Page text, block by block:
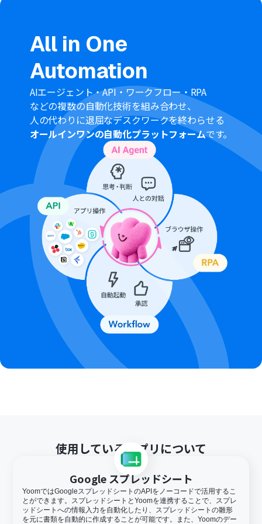
プランによって最短の起動間隔が異なりますので、ご注意
ください。
Google スプレッドシートをアプリトリガーとして使用す
る際の注意事項は「【アプリトリガー】Google スプレッ
ドシートのトリガーにおける注意事項
」を参照してくだ
さい。
All in One
Automation
AIエージェント・API・ワークフロー・RPA
などの複数の自動化技術を組み合わせ、
人の代わりに退屈なデスクワークを終わらせる
オールインワンの自動化プラットフォームです。
使用しているアプリについて
Google スプレッドシート
YoomではGoogleスプレッドシートのAPIをノーコードで活用するこ
とができます。スプレッドシートとYoomを連携することで、スプレ
ッドシートへの情報入力を自動化したり、スプレッドシートの雛形
を元に書類を自動的に作成することが可能です。また、Yoomのデー